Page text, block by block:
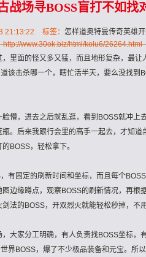
战场寻BOSS盲打不如找
21:13:22 标签： 怎样道奥特曼传奇英雄
http://www.30ok.biz/html/kolu6/26264.html
里面的怪又多又猛，而且地形复杂，最让
该击杀哪一个，瞎忙活半天，要么没找到
懵，进去之后就乱逛，看到BOSS就冲上
瓶。后来我跟行会里的高手一起去，才知
BOSS，轻松拿下。
有固定的刷新时间和坐标，而且每个
边缘蹲点，观察BOSS的刷新情况，再根
法的BOSS，开双烈火就能轻松秒掉，不
大家分工明确，有人负责找BOSS坐标，
界BOSS，爆了不少极品装备和元宝。所